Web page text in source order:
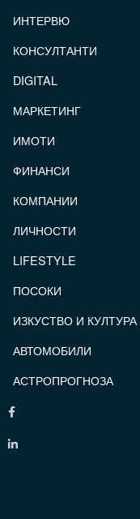
ИНТЕРВЮ
КОНСУЛТАНТИ
DIGITAL
МАРКЕТИНГ
ИМОТИ
ФИНАНСИ
КОМПАНИИ
ЛИЧНОСТИ
LIFESTYLE
ПОСОКИ
ИЗКУСТВО И КУЛТУРА
АВТОМОБИЛИ
АСТРОПРОГНОЗА